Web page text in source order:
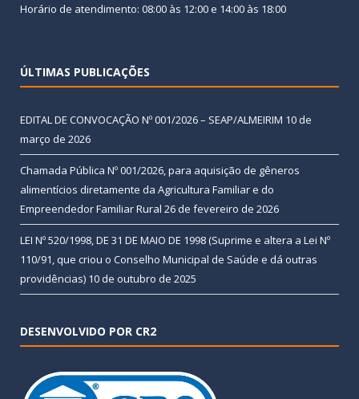
Horário de atendimento: 08:00 às 12:00 e 14:00 às 18:00
ÚLTIMAS PUBLICAÇÕES
EDITAL DE CONVOCAÇÃO Nº 001/2026 – SEAP/ALMEIRIM 10 de
março de 2026
Chamada Pública Nº 001/2026, para aquisição de gêneros
alimentícios diretamente da Agricultura Familiar e do
Empreendedor Familiar Rural 26 de fevereiro de 2026
LEI Nº 520/1998, DE 31 DE MAIO DE 1998 (Suprime e altera a Lei Nº
110/91, que criou o Conselho Municipal de Saúde e dá outras
providências) 10 de outubro de 2025
DESENVOLVIDO POR CR2